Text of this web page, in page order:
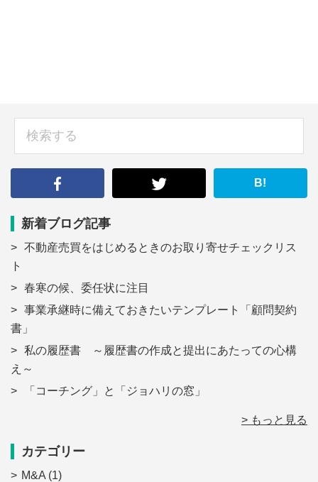
B!
新着ブログ記事
不動産売買をはじめるときのお取り寄せチェックリス
ト
春寒の候、委任状に注目
事業承継時に備えておきたいテンプレート「顧問契約
書」
私の履歴書 ～履歴書の作成と提出にあたっての心構
え～
「コーチング」と「ジョハリの窓」
> もっと見る
カテゴリー
M&A (1)